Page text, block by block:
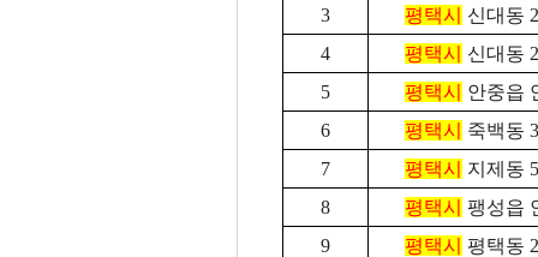
3
평택시
신대동
4
평택시
신대동
5
평택시
안중읍
6
평택시
죽백동
7
평택시
지제동
8
평택시 팽성읍
9
평택시 평택동